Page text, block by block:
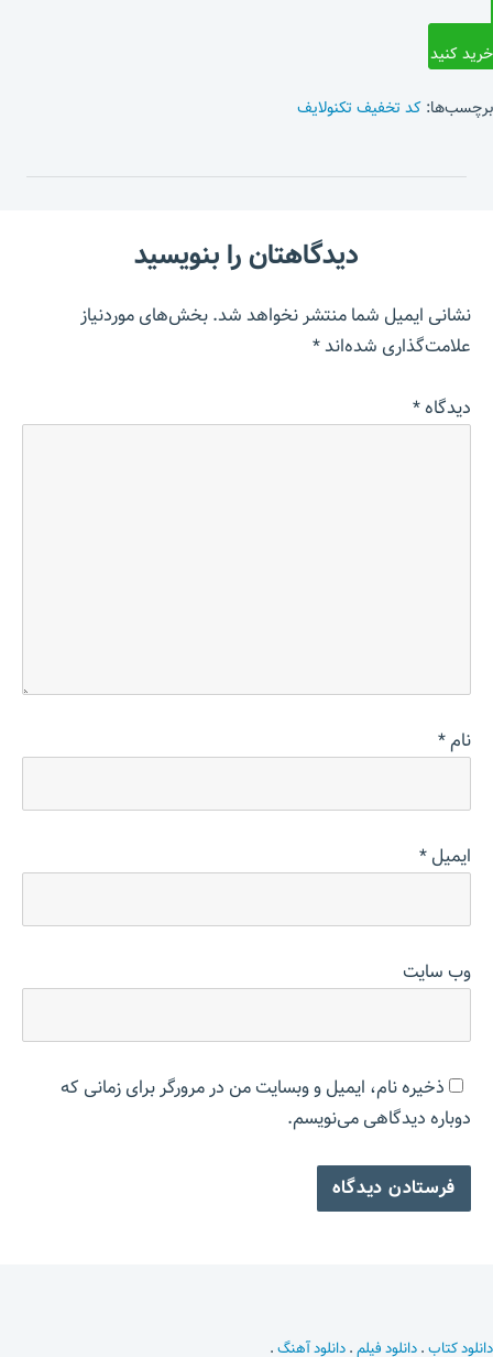
خرید کنید
برچسب‌ها: کد تخفیف تکنولایف
دیدگاهتان را بنویسید
نشانی ایمیل شما منتشر نخواهد شد.بخش‌های موردنیاز
علامت‌گذاری شده‌اند*
دیدگاه*
نام*
ایمیل*
وب‌ سایت
ذخیره نام، ایمیل و وبسایت من در مرورگر برای زمانی که
دوباره دیدگاهی می‌نویسم.
دانلود کتاب.دانلود فیلم.دانلود آهنگ.